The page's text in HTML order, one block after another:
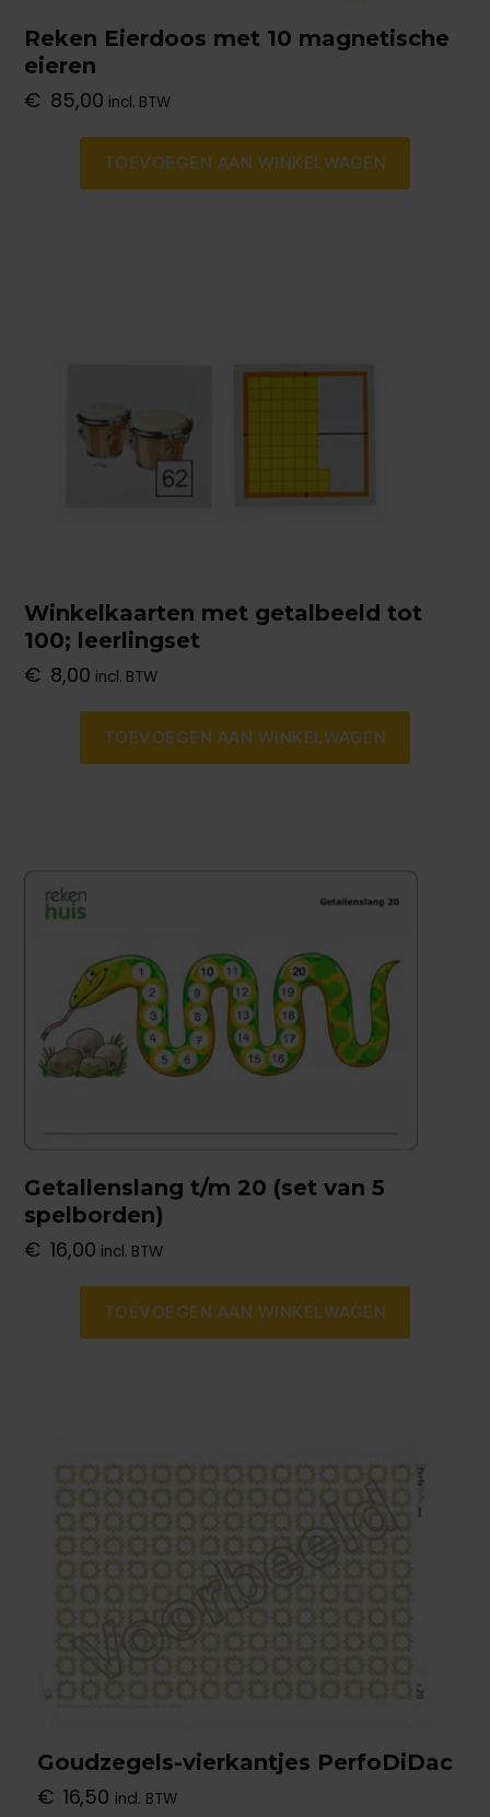
Reken Eierdoos met 10 magnetische
eieren
€ 85,00 incl. BTW
TOEVOEGEN AAN WINKELWAGEN
Winkelkaarten met getalbeeld tot
100; leerlingset
€ 8,00 incl. BTW
TOEVOEGEN AAN WINKELWAGEN
Getallenslang t/m 20 (set van 5
spelborden)
€ 16,00 incl. BTW
TOEVOEGEN AAN WINKELWAGEN
Goudzegels-vierkantjes PerfoDiDac
€ 16,50 incl. BTW